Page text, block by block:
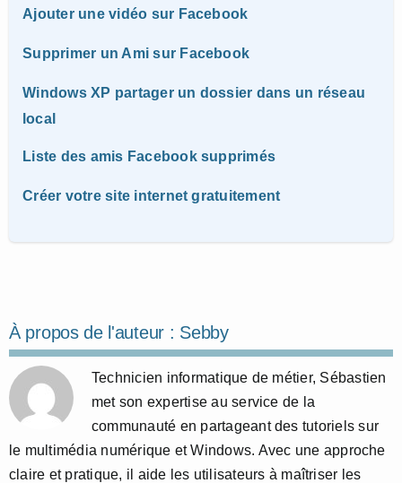
Ajouter une vidéo sur Facebook
Supprimer un Ami sur Facebook
Windows XP partager un dossier dans un réseau
local
Liste des amis Facebook supprimés
Créer votre site internet gratuitement
À propos de l'auteur : Sebby
Technicien informatique de métier, Sébastien
met son expertise au service de la
communauté en partageant des tutoriels sur
le multimédia numérique et Windows. Avec une approche
claire et pratique, il aide les utilisateurs à maîtriser les